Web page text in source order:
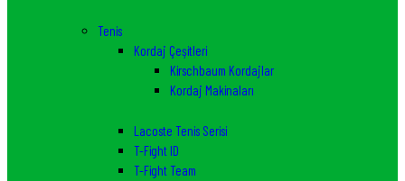
Tenis
Kordaj Çeşitleri
Kirschbaum Kordajlar
Kordaj Makinaları
Lacoste Tenis Serisi
T-Fight ID
T-Fight Team